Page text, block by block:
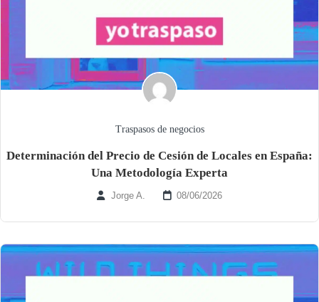
Traspasos de negocios
Determinación del Precio de Cesión de Locales en España:
Una Metodología Experta
Jorge A. 08/06/2026